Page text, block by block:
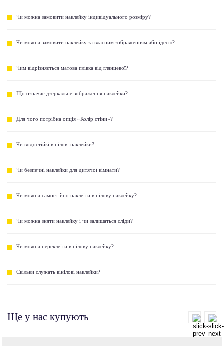
Чи можна замовити наклейку індивідуального розміру?
Чи можна замовити наклейку за власним зображенням або ідеєю?
Чим відрізняється матова плівка від глянцевої?
Що означає дзеркальне зображення наклейки?
Для чого потрібна опція «Колір стіни»?
Чи водостійкі вінілові наклейки?
Чи безпечні наклейки для дитячої кімнати?
Чи можна самостійно наклеїти вінілову наклейку?
Чи можна зняти наклейку і чи залишаться сліди?
Чи можна переклеїти вінілову наклейку?
Скільки служать вінілові наклейки?
Ще у нас купують